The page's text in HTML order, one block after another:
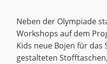
Neben der Olympiade
Workshops auf dem
Kids neue Bojen für das
gestalteten